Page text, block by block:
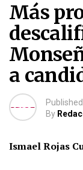
Más
a
Published
By
Ismael Rojas